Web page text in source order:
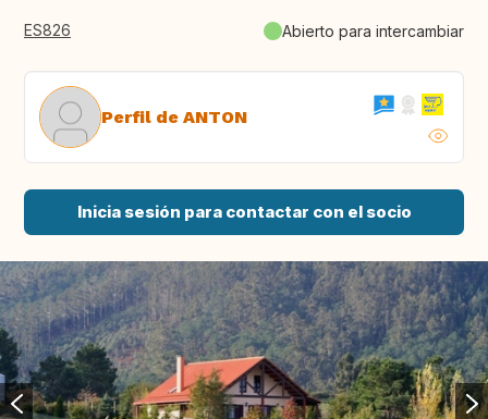
ES826 Abierto para intercambiar
Perfil de ANTON
Inicia sesión para contactar con el socio